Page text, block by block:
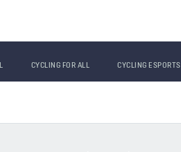
CYCLING FOR ALL CYCLING ESPORTS